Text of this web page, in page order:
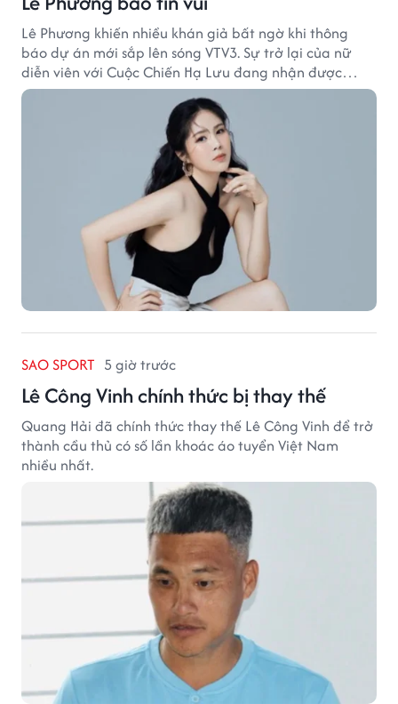
Lê Phương khiến nhiều khán giả bất ngờ khi thông
báo dự án mới sắp lên sóng VTV3. Sự trở lại của nữ
diễn viên với Cuộc Chiến Hạ Lưu đang nhận được
nhiều sự quan tâm.
SAO SPORT 5 giờ trước
Lê Công Vinh chính thức bị thay thế
Quang Hải đã chính thức thay thế Lê Công Vinh để trở
thành cầu thủ có số lần khoác áo tuyển Việt Nam
nhiều nhất.